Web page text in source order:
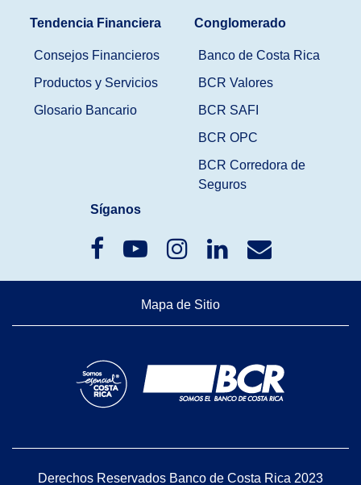
Tendencia Financiera
Consejos Financieros
Productos y Servicios
Glosario Bancario
Conglomerado
Banco de Costa Rica
BCR Valores
BCR SAFI
BCR OPC
BCR Corredora de
Seguros
Síganos
Mapa de Sitio
Derechos Reservados Banco de Costa Rica 2023